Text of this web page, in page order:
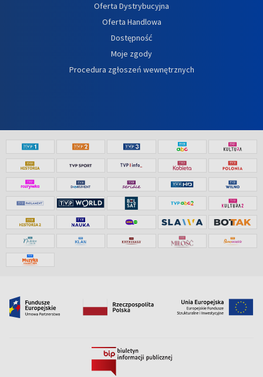
Oferta Dystrybucyjna
Oferta Handlowa
Dostępność
Moje zgody
Procedura zgłoszeń wewnętrznych